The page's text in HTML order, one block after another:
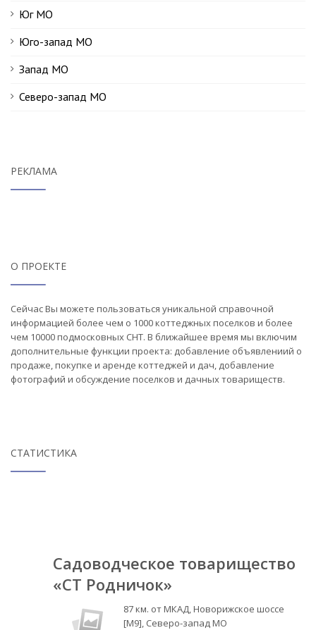
Юг МО
Юго-запад МО
Запад МО
Северо-запад МО
РЕКЛАМА
О ПРОЕКТЕ
Сейчас Вы можете пользоваться уникальной справочной
информацией более чем о 1000 коттеджных поселков и более
чем 10000 подмосковных СНТ. В ближайшее время мы включим
дополнительные функции проекта: добавление объявлениий о
продаже, покупке и аренде коттеджей и дач, добавление
фотографий и обсуждение поселков и дачных товариществ.
СТАТИСТИКА
Садоводческое товарищество
«СТ Родничок»
87 км. от МКАД, Новорижское шоссе
[М9], Северо-запад МО